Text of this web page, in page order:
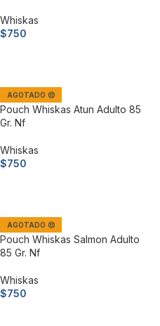
Whiskas
$750
AGOTADO 😔
Pouch Whiskas Atun Adulto 85
Gr. Nf
Whiskas
$750
AGOTADO 😔
Pouch Whiskas Salmon Adulto
85 Gr. Nf
Whiskas
$750